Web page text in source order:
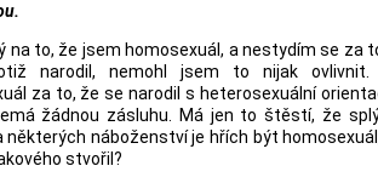
na to, že jsem homosexuál, a nestydím se za
narodil, nemohl jsem to nijak ovlivnit.
za to, že se narodil s heterosexuální
žádnou zásluhu. Má jen to štěstí, že
některých náboženství je hřích být
stvořil?